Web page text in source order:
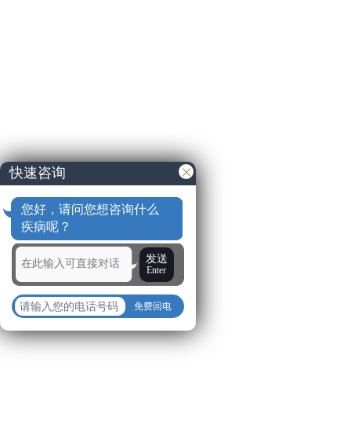
快速咨询
您好，请问您想咨询什么
疾病呢？
发送
Enter
免费回电